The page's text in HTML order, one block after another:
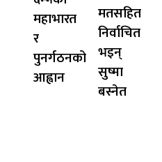
महाभारत
र
पुनर्गठनको
आह्वान
मतसहित
निर्वाचित
भइन्
सुष्मा
बस्नेत